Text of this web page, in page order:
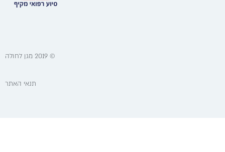
© 2019 מגן לחולה
תנאי האתר